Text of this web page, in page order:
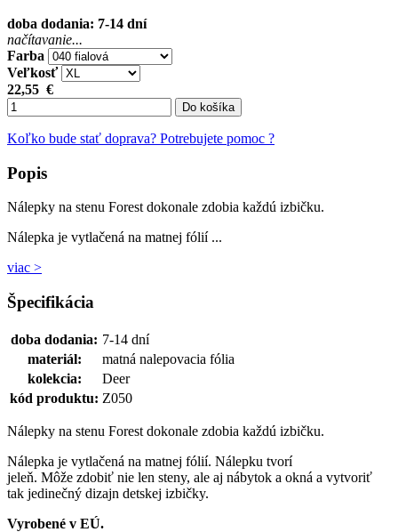
doba dodania: 7-14 dní
načítavanie...
Farba
Veľkosť
22,55 €
Do košíka
Koľko bude stať doprava? Potrebujete pomoc ?
Popis
Nálepky na stenu Forest dokonale zdobia každú izbičku.
Nálepka je vytlačená na matnej fólií ...
viac >
Špecifikácia
doba dodania: 7-14 dní
materiál:
matná nalepovacia fólia
kolekcia:
Deer
kód produktu: Z050
Nálepky na stenu Forest dokonale zdobia každú izbičku.
Nálepka je vytlačená na matnej fólií. Nálepku tvorí
jeleň. Môže zdobiť nie len steny, ale aj nábytok a okná a vytvoriť
tak jedinečný dizajn detskej izbičky.
Vyrobené v EÚ.